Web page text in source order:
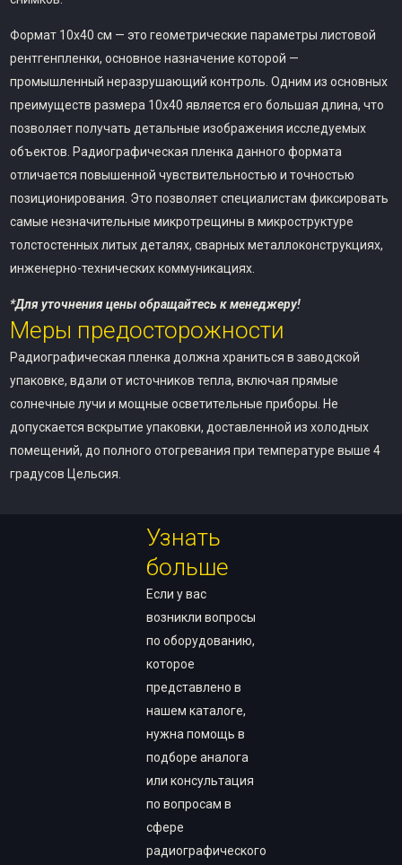
Формат 10х40 см — это геометрические параметры листовой
рентгенпленки, основное назначение которой —
промышленный неразрушающий контроль. Одним из основных
преимуществ размера 10х40 является его большая длина, что
позволяет получать детальные изображения исследуемых
объектов. Радиографическая пленка данного формата
отличается повышенной чувствительностью и точностью
позиционирования. Это позволяет специалистам фиксировать
самые незначительные микротрещины в микроструктуре
толстостенных литых деталях, сварных металлоконструкциях,
инженерно-технических коммуникациях.
*Для уточнения цены обращайтесь к менеджеру!
Меры предосторожности
Радиографическая пленка должна храниться в заводской
упаковке, вдали от источников тепла, включая прямые
солнечные лучи и мощные осветительные приборы. Не
допускается вскрытие упаковки, доставленной из холодных
помещений, до полного отогревания при температуре выше 4
градусов Цельсия.
Узнать
больше
Если у вас
возникли вопросы
по оборудованию,
которое
представлено в
нашем каталоге,
нужна помощь в
подборе аналога
или консультация
по вопросам в
сфере
радиографического